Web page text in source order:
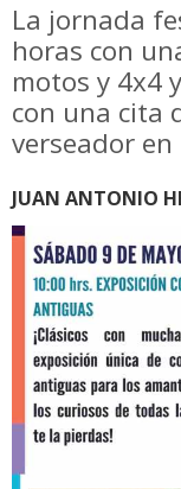
La jornada
horas con
motos y 4x4
con una cita
verseador
JUAN ANTONIO